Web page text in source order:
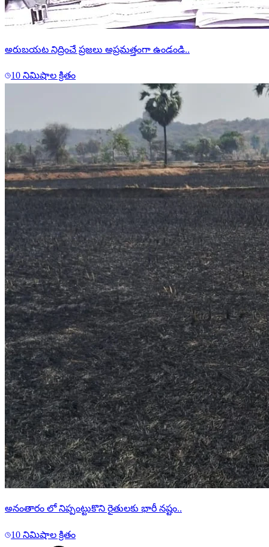
అరుబయట నిద్రించే ప్రజలు అప్రమత్తంగా ఉండండి..
10 నిమిషాల క్రితం
అనంతారం లో నిప్పంట్టుకొని రైతులకు భారీ నష్టం..
10 నిమిషాల క్రితం